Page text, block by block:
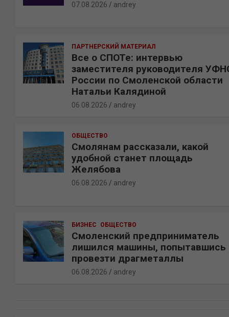
07.08.2026 andrey
ПАРТНЕРСКИЙ МАТЕРИАЛ
Все о СПОТе: интервью
заместителя руководителя
России по Смоленской области
Натальи Калядиной
06.08.2026 andrey
ОБЩЕСТВО
Смолянам рассказали, какой
удобной станет площадь
Желябова
06.08.2026 andrey
БИЗНЕС ОБЩЕСТВО
Смоленский предприниматель
лишился машины, попытавшись
провезти драгметаллы
06.08.2026 andrey